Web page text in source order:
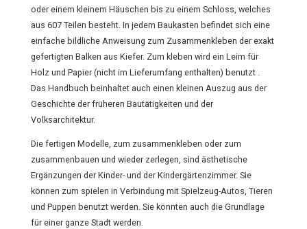
oder einem kleinem Häuschen bis zu einem Schloss, welches
aus 607 Teilen besteht. In jedem Baukasten befindet sich eine
einfache bildliche Anweisung zum Zusammenkleben der exakt
gefertigten Balken aus Kiefer. Zum kleben wird ein Leim für
Holz und Papier (nicht im Lieferumfang enthalten) benutzt .
Das Handbuch beinhaltet auch einen kleinen Auszug aus der
Geschichte der früheren Bautätigkeiten und der
Volksarchitektur.
Die fertigen Modelle, zum zusammenkleben oder zum
zusammenbauen und wieder zerlegen, sind ästhetische
Ergänzungen der Kinder- und der Kindergärtenzimmer. Sie
können zum spielen in Verbindung mit Spielzeug-Autos, Tieren
und Puppen benutzt werden. Sie könnten auch die Grundlage
für einer ganze Stadt werden.